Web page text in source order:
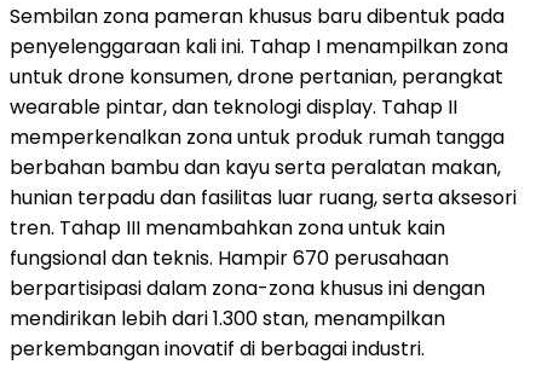
Sembilan zona pameran khusus baru dibentuk pada
penyelenggaraan kali ini. Tahap I menampilkan zona
untuk drone konsumen, drone pertanian, perangkat
wearable pintar, dan teknologi display. Tahap II
memperkenalkan zona untuk produk rumah tangga
berbahan bambu dan kayu serta peralatan makan,
hunian terpadu dan fasilitas luar ruang, serta aksesori
tren. Tahap III menambahkan zona untuk kain
fungsional dan teknis. Hampir 670 perusahaan
berpartisipasi dalam zona-zona khusus ini dengan
mendirikan lebih dari 1.300 stan, menampilkan
perkembangan inovatif di berbagai industri.